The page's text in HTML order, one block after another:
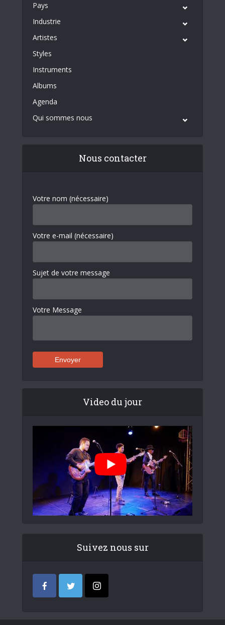
Pays
Industrie
Artistes
Styles
Instruments
Albums
Agenda
Qui sommes nous
Nous contacter
Votre nom (nécessaire)
Votre e-mail (nécessaire)
Sujet de votre message
Votre Message
Video du jour
Suivez nous sur